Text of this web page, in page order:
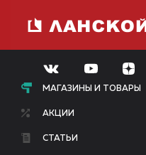
МАГАЗИНЫ И ТОВАРЫ
АКЦИИ
СТАТЬИ